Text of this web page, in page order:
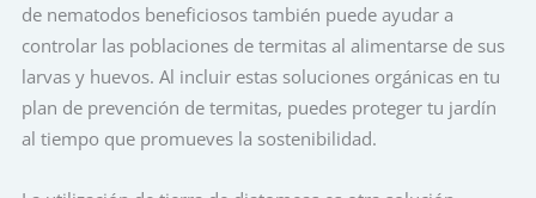
de nematodos beneficiosos también puede ayudar a
controlar las poblaciones de termitas al alimentarse de sus
larvas y huevos. Al incluir estas soluciones orgánicas en tu
plan de prevención de termitas, puedes proteger tu jardín
al tiempo que promueves la sostenibilidad.